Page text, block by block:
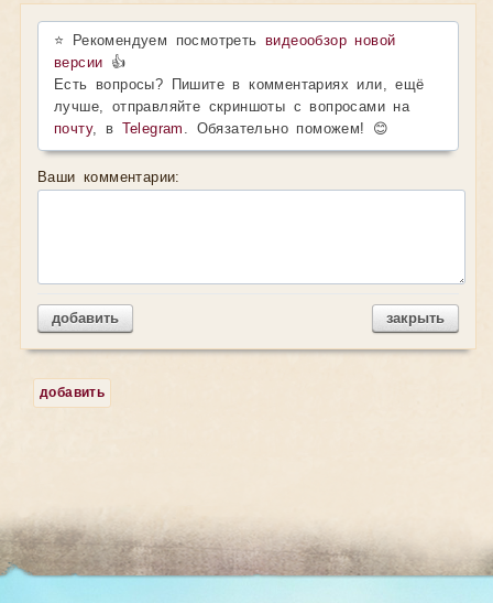
⭐ Рекомендуем посмотретьвидеообзор новой
версии 👍
Есть вопросы? Пишите в комментариях или, ещё
лучше, отправляйте скриншоты с вопросами на
почту, в Telegram . Обязательно поможем! 😊
Ваши комментарии:
добавить закрыть
добавить